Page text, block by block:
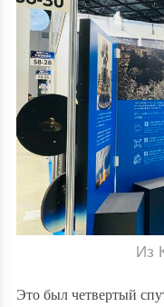
Из
Это был четвертый